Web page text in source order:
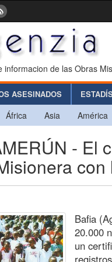
informacion de las Obras
ASESINADOS
África Asia América
- El
con
Bafia
20.000
un